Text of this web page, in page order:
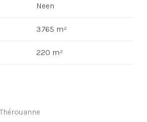
Neen
3.765 m²
220 m²